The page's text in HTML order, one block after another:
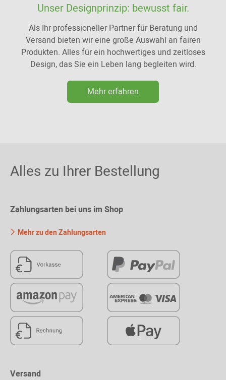
Unser Designprinzip: bewusst fair.
Als Ihr professioneller Partner für Beratung und
Versand bieten wir eine große Auswahl an fairen
Produkten. Alles für ein hochwertiges und zeitloses
Design, das Sie ein Leben lang begleiten wird.
Mehr erfahren
Alles zu Ihrer Bestellung
Zahlungsarten bei uns im Shop
Mehr zu den Zahlungsarten
Versand